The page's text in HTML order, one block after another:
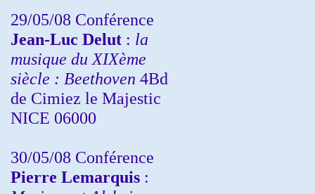
29/05/08 Conférence
Jean-Luc Delut : la
musique du XIXème
siècle : Beethoven 4Bd
de Cimiez le Majestic
NICE 06000
30/05/08 Conférence
Pierre Lemarquis :